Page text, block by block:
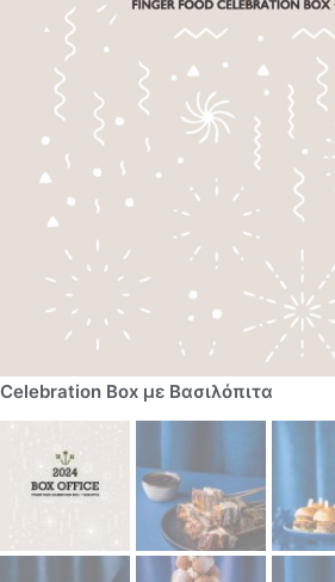
Celebration Box με Βασιλόπιτα